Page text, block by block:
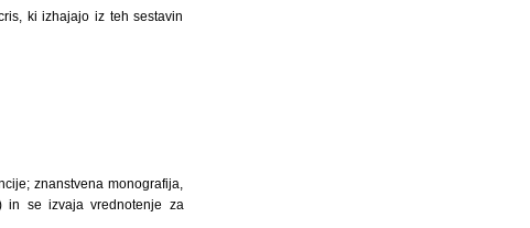
ki izhajajo iz teh sestavin
znanstvena monografija,
in se izvaja vrednotenje za